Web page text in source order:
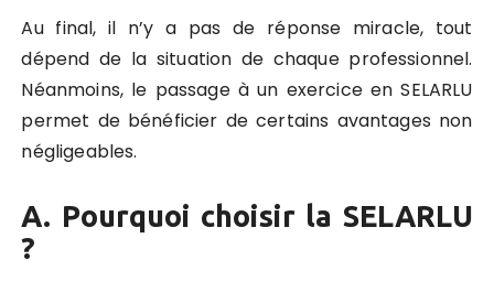
Au final, il n’y a pas de réponse miracle, tout
dépend de la situation de chaque professionnel.
Néanmoins, le passage à un exercice en SELARLU
permet de bénéficier de certains avantages non
négligeables.
A. Pourquoi choisir la SELARLU
?